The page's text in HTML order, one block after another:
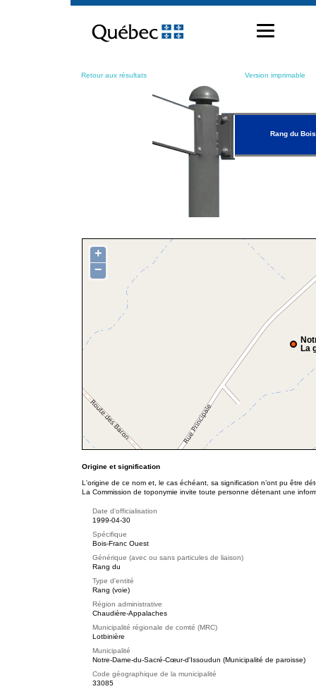
contenu
Retour aux résultats Version imprimable
Rang du
La
+
−
Origine et signification
L'origine de ce nom et, le cas échéant, sa signification n’ont pu être
La Commission de toponymie invite toute personne détenant une
Date d'officialisation
1999-04-30
Spécifique
Bois-Franc Ouest
Générique (avec ou sans particules de liaison)
Rang du
Type d'entité
Rang (voie)
Région administrative
Chaudière-Appalaches
Municipalité régionale de comté (MRC)
Lotbinière
Municipalité
Notre-Dame-du-Sacré-Cœur-d'Issoudun (Municipalité de paroisse)
Code géographique de la municipalité
33085